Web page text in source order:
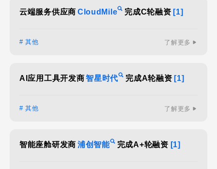
云端服务供应商 CloudMile 完成C轮融资 [1]
# 其他 了解更多
AI应用工具开发商智星时代 完成A轮融资 [1]
# 其他 了解更多
智能座舱研发商 浦创智能 完成A+轮融资 [1]